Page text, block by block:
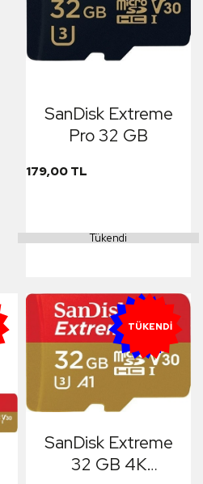
SanDisk Extreme
Pro 32 GB
179,00 TL
Tükendi
YENI
TÜKENDI
SanDisk Extreme
32 GB 4K